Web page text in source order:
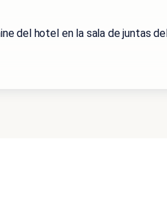
del hotel en la sala de juntas